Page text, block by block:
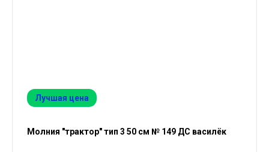
Лучшая цена
Молния "трактор" тип 3 50 см № 149 ДС василёк